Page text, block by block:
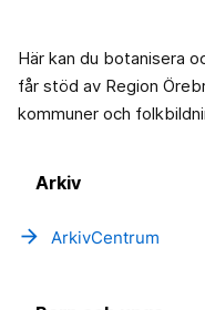
Här kan du botanisera
får stöd av Region
kommuner och
Arkiv
arrow_forward ArkivCentrum